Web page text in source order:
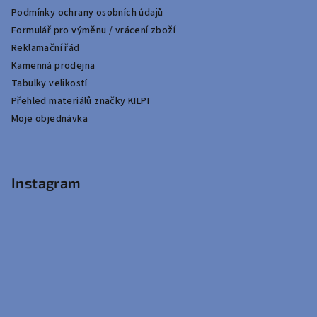
Podmínky ochrany osobních údajů
Formulář pro výměnu / vrácení zboží
Reklamační řád
Kamenná prodejna
Tabulky velikostí
Přehled materiálů značky KILPI
Moje objednávka
Instagram